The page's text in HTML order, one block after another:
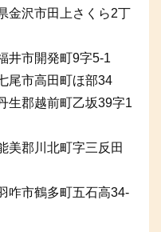
沢市田上さくら2丁
市開発町9字5-1
市高田町ほ部34
郡越前町乙坂39字1
郡川北町字三反田
市鶴多町五石高34-